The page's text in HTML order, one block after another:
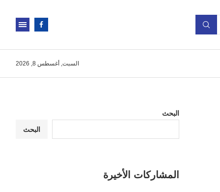
السبت, أغسطس 8, 2026
البحث
البحث
المشاركات الأخيرة